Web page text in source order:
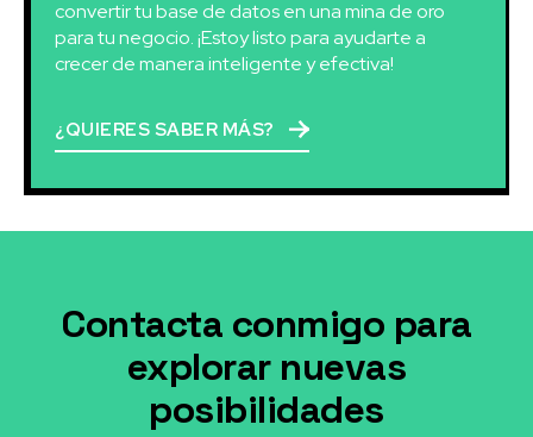
convertir tu base de datos en una mina de oro
para tu negocio. ¡Estoy listo para ayudarte a
crecer de manera inteligente y efectiva!
¿QUIERES SABER MÁS?
Contacta conmigo para
explorar nuevas
posibilidades